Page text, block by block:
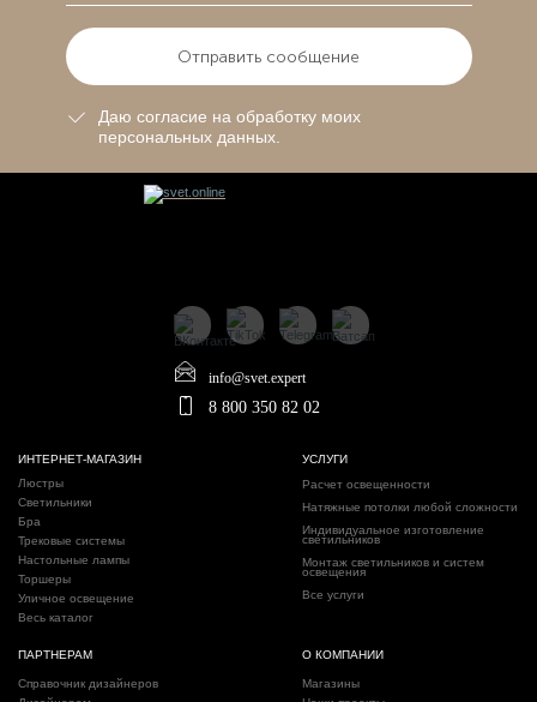
Отправить сообщение
Даю согласие на обработку моих
персональных данных.
info@svet.expert
8 800 350 82 02
ИНТЕРНЕТ-МАГАЗИН
Люстры
Светильники
Бра
Трековые системы
Настольные лампы
Торшеры
Уличное освещение
Весь каталог
УСЛУГИ
Расчет освещенности
Натяжные потолки любой сложности
Индивидуальное изготовление
светильников
Монтаж светильников и систем
освещения
Все услуги
О КОМПАНИИ
Магазины
ПАРТНЕРАМ
Справочник дизайнеров